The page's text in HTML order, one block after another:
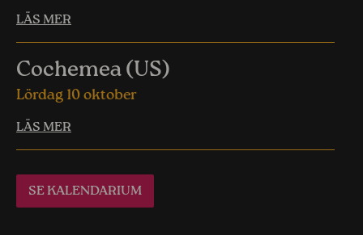
LÄS MER
Cochemea (US)
Lördag 10 oktober
LÄS MER
SE KALENDARIUM